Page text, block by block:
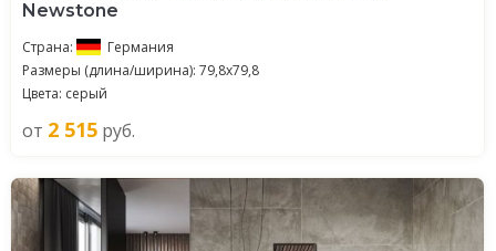
Newstone
Страна:
Германия
Размеры (длина/ширина): 79,8x79,8
Цвета: серый
от 2 515 руб.